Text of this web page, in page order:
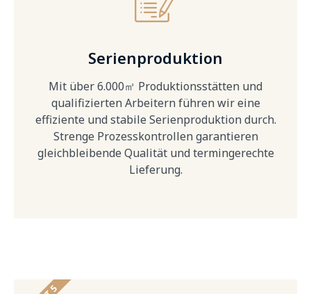
Serienproduktion
Mit über 6.000㎡ Produktionsstätten und
qualifizierten Arbeitern führen wir eine
effiziente und stabile Serienproduktion durch.
Strenge Prozesskontrollen garantieren
gleichbleibende Qualität und termingerechte
Lieferung.